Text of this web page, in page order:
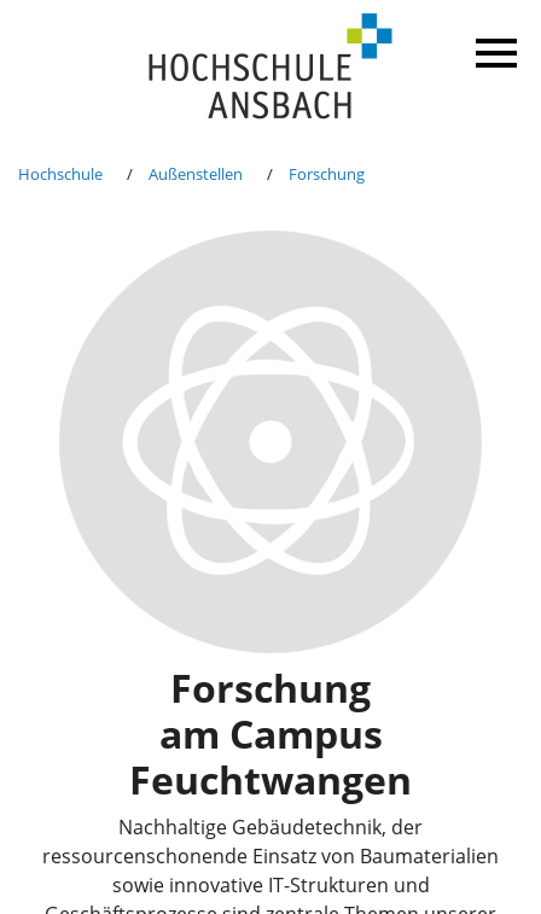
Hochschule Außenstellen Forschung
Forschung
am Campus
Feuchtwangen
Nachhaltige Gebäudetechnik, der
ressourcenschonende Einsatz von Baumaterialien
sowie innovative IT-Strukturen und